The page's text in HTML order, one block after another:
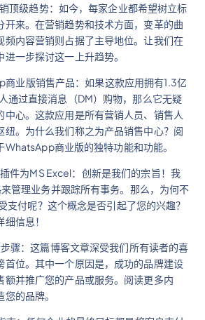
顶级趋势：如今，每家企业都希望树立标
开来。在营销趋势和技术方面，变革的曲
频内容营销则占据了主导地位。让我们在
一步探讨这一上升趋势。
业版销售产品：如果这款应用拥有1.3亿
通过直接消息（DM）购物，那么它无疑
中心。这款应用是所有营销人员、销售人
纽。为什么我们称之为产品销售中心？阅
商业版的独特功能和功能。
件为MS Excel：创新是我们的宗旨！我
管理业务并跟踪所有事务。那么，为何不
支付呢？这个概念是否引起了您的兴趣？
信息！
骤：这篇博客文章深受我们所有读者的喜
首位。其中一个原因是，成功的品牌建设
额并推广您的产品或服务。阅读更多内
的品牌。